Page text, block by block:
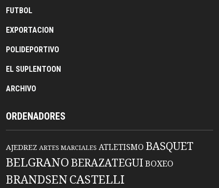
FUTBOL
EXPORTACION
POLIDEPORTIVO
EL SUPLENTOON
ARCHIVO
ORDENADORES
AJEDREZ ARTES MARCIALES ATLETISMO BASQUET
BELGRANO BERAZATEGUIBOXEO
BRANDSENCASTELLI